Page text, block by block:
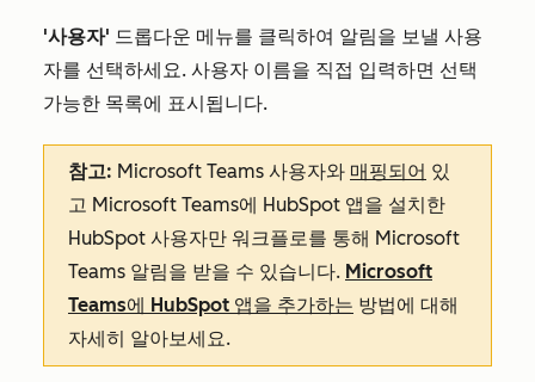
'사용자' 드롭다운 메뉴를 클릭하여 알림을 보낼 사용
자를 선택하세요. 사용자 이름을 직접 입력하면 선택
가능한 목록에 표시됩니다.
참고: Microsoft Teams 사용자와 매핑되어 있
고 Microsoft Teams에 HubSpot 앱을 설치한
HubSpot 사용자만 워크플로를 통해 Microsoft
Teams 알림을 받을 수 있습니다. Microsoft
Teams에 HubSpot 앱을 추가하는 방법에 대해
자세히 알아보세요.